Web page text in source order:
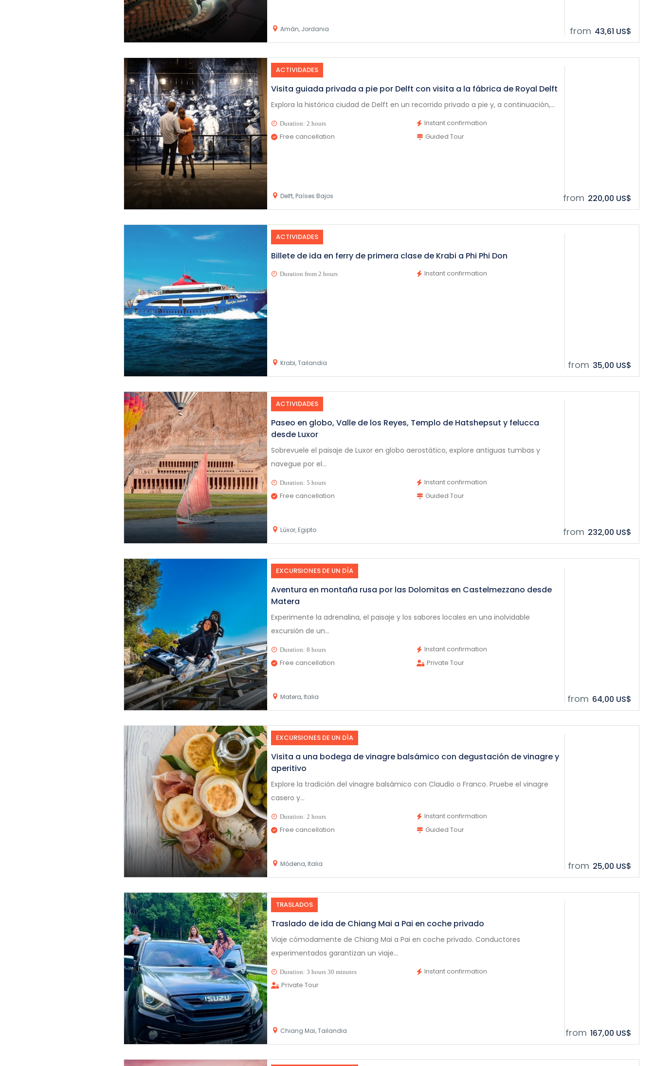
Amán, Jordania from 43,61 US$
ACTIVIDADES
Visita guiada privada a pie por Delft con visita a la fábrica de Royal Delft
Explora la histórica ciudad de Delft en un recorrido privado a pie y, a continuación,...
Duration: 2 hours
Instant confirmation
Free cancellation
Guided Tour
Delft, Países Bajos from 220,00 US$
ACTIVIDADES
Billete de ida en ferry de primera clase de Krabi a Phi Phi Don
Duration from 2 hours Instant confirmation
Krabi, Tailandia from 35,00 US$
ACTIVIDADES
Paseo en globo, Valle de los Reyes, Templo de Hatshepsut y felucca
desde Luxor
Sobrevuele el paisaje de Luxor en globo aerostático, explore antiguas tumbas y
navegue por el...
Duration: 5 hours
Instant confirmation
Free cancellation
Guided Tour
Lúxor, Egipto from 232,00 US$
EXCURSIONES DE UN DÍA
Aventura en montaña rusa por las Dolomitas en Castelmezzano desde
Matera
Experimente la adrenalina, el paisaje y los sabores locales en una inolvidable
excursión de un...
Duration: 8 hours
Instant confirmation
Free cancellation
Private Tour
Matera, Italia from 64,00 US$
EXCURSIONES DE UN DÍA
Visita a una bodega de vinagre balsámico con degustación de vinagre y
aperitivo
Explore la tradición del vinagre balsámico con Claudio o Franco. Pruebe el vinagre
casero y...
Duration: 2 hours
Instant confirmation
Free cancellation
Guided Tour
Módena, Italia from 25,00 US$
TRASLADOS
Traslado de ida de Chiang Mai a Pai en coche privado
Viaje cómodamente de Chiang Mai a Pai en coche privado. Conductores
experimentados garantizan un viaje...
Duration: 3 hours 30 minutes
Instant confirmation
Private Tour
Chiang Mai, Tailandia from 167,00 US$